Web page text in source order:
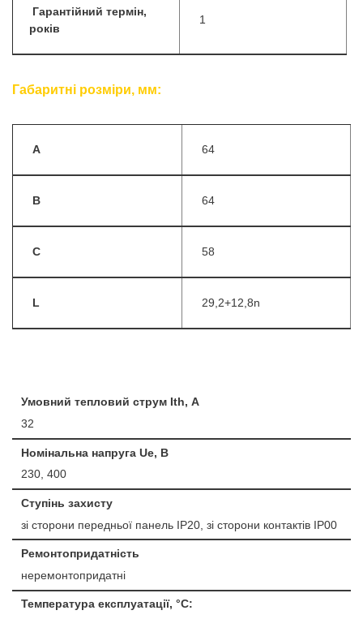
Гарантійний термін,
років
1
Габаритні розміри, мм:
A 64
B 64
C 58
L 29,2+12,8n
Умовний тепловий струм Ith, А
32
Номінальна напруга Ue, B
230, 400
Ступінь захисту
зі сторони передньої панель IP20, зі сторони контактів IP00
Ремонтопридатність
неремонтопридатні
Температура експлуатації, °С: